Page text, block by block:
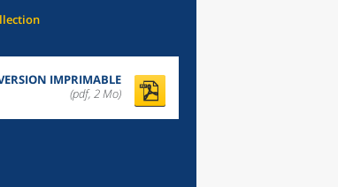
IMPRIMABLE
(pdf, 2 Mo)